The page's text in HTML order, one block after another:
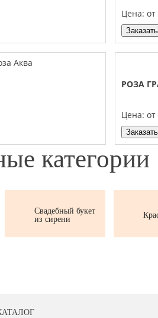
Цена: от
Заказать
РОЗА
Цена: от
Заказать
категории
Свадебный букет
из сирени